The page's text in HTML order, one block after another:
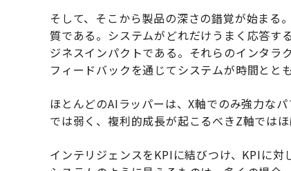
そして、そこから製品の深さの錯覚が始まる
質である。システムがどれだけうまく応答す
ジネスインパクトである。それらのインタラ
フィードバックを通じてシステムが時間とと
ほとんどのAIラッパーは、X軸でのみ強力な
では弱く、複利的成長が起こるべきZ軸ではほ
インテリジェンスをKPIに結びつけ、KPIに